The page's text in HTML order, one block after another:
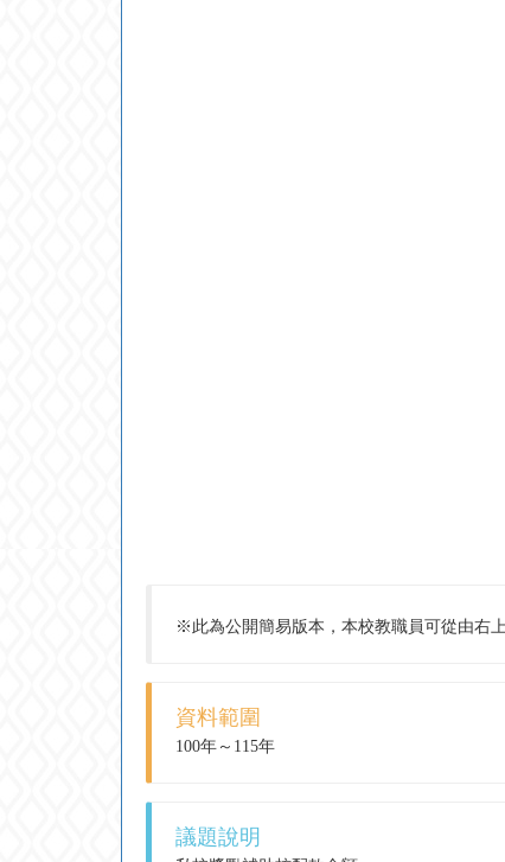
※此為公開簡易版本，本校教職員可從由右
資料範圍
100年～115年
議題說明